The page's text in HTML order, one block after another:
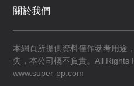
F
21
A
1,696呎
4房(2套)
關於我們
本網頁所提供資料僅作參考用途
失，本公司概不負責。All Rights
www.super-pp.com